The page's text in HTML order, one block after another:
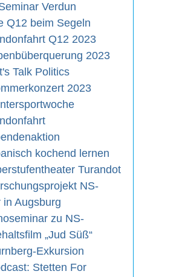
Verdun
Q12 beim Segeln
Q12 2023
2023
Talk Politics
2023
kochend lernen
Turandot
NS-
in Augsburg
zu NS-
„Jud Süß“
Exkursion
Stetten For